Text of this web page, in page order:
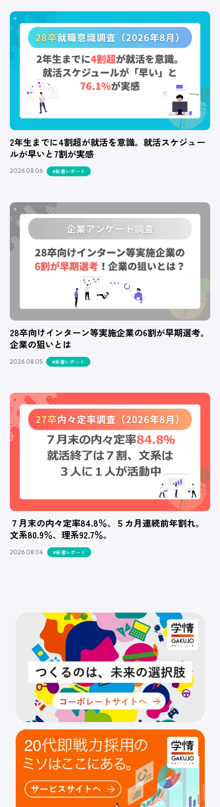
2年生までに4割超が就活を意識。就活スケジュー
ルが早いと7割が実感
2026.08.06 #新着レポート
28卒向けインターン等実施企業の6割が早期選考。
企業の狙いとは
2026.08.05 #新着レポート
７月末の内々定率84.8％、５カ月連続前年割れ。
文系80.9％、理系92.7％。
2026.08.04 #新着レポート